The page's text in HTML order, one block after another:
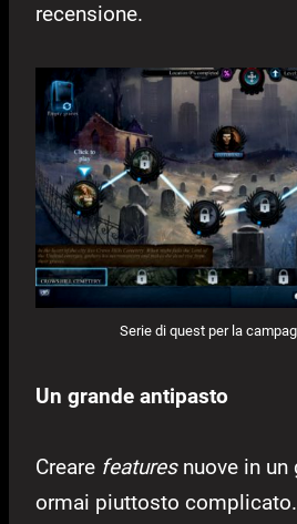
recensione.
Serie di quest per la
Un grande antipasto
Creare featuresnuove in un
ormai piuttosto